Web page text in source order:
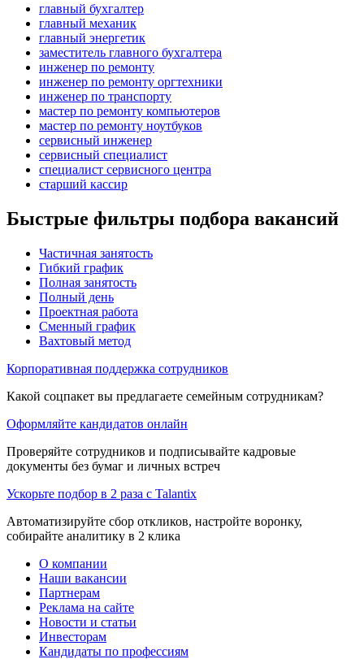
главный бухгалтер
главный механик
главный энергетик
заместитель главного бухгалтера
инженер по ремонту
инженер по ремонту оргтехники
инженер по транспорту
мастер по ремонту компьютеров
мастер по ремонту ноутбуков
сервисный инженер
сервисный специалист
специалист сервисного центра
старший кассир
Быстрые фильтры подбора вакансий
Частичная занятость
Гибкий график
Полная занятость
Полный день
Проектная работа
Сменный график
Вахтовый метод
Корпоративная поддержка сотрудников
Какой соцпакет вы предлагаете семейным сотрудникам?
Оформляйте кандидатов онлайн
Проверяйте сотрудников и подписывайте кадровые
документы без бумаг и личных встреч
Ускорьте подбор в 2 раза с Talantix
Автоматизируйте сбор откликов, настройте воронку,
собирайте аналитику в 2 клика
О компании
Наши вакансии
Партнерам
Реклама на сайте
Новости и статьи
Инвесторам
Кандидаты по профессиям